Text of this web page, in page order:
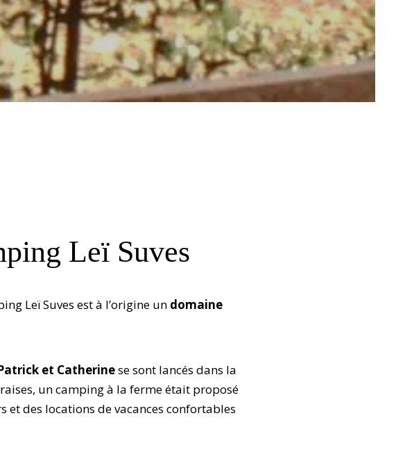
Leï Suves
Leï Suves est à l’origine un domaine
et Catherinese sont lancés dans la
un camping à la ferme était proposé
des locations de vacances confortables